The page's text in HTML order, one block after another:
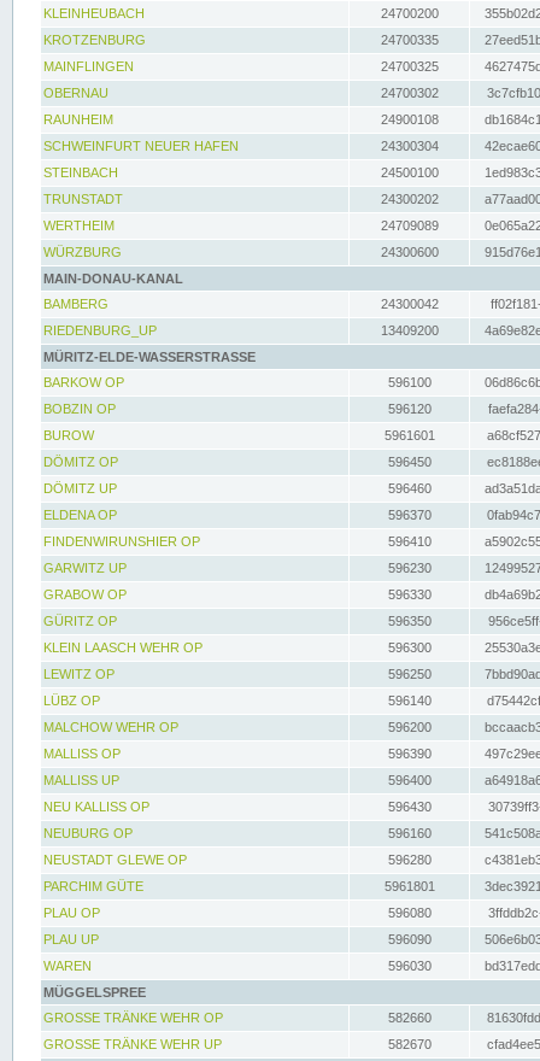
KLEINHEUBACH 24700200
KROTZENBURG
24700335
MAINFLINGEN
24700325
OBERNAU
24700302
RAUNHEIM
24900108
SCHWEINFURT NEUER HAFEN
24300304
STEINBACH
24500100
TRUNSTADT
24300202
WERTHEIM
24709089
WÜRZBURG
24300600
MAIN-DONAU-KANAL
BAMBERG
24300042
RIEDENBURG_UP
13409200
MÜRITZ-ELDE-WASSERSTRASSE
BARKOW OP
596100
BOBZIN OP
596120
BUROW
5961601
DÖMITZ OP
596450
DÖMITZ UP
596460
ELDENA OP
596370
FINDENWIRUNSHIER OP
596410
GARWITZ UP
596230
GRABOW OP
596330
GÜRITZ OP
596350
KLEIN LAASCH WEHR OP
596300
LEWITZ OP
596250
LÜBZ OP
596140
MALCHOW WEHR OP
596200
MALLISS OP
596390
MALLISS UP
596400
NEU KALLISS OP
596430
NEUBURG OP
596160
NEUSTADT GLEWE OP
596280
PARCHIM GÜTE
5961801
PLAU OP
596080
PLAU UP
596090
WAREN
596030
MÜGGELSPREE
GROSSE TRÄNKE WEHR OP
582660
GROSSE TRÄNKE WEHR UP
582670